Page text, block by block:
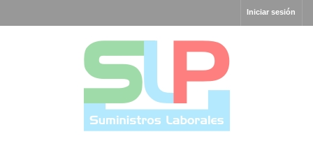
Iniciar sesión